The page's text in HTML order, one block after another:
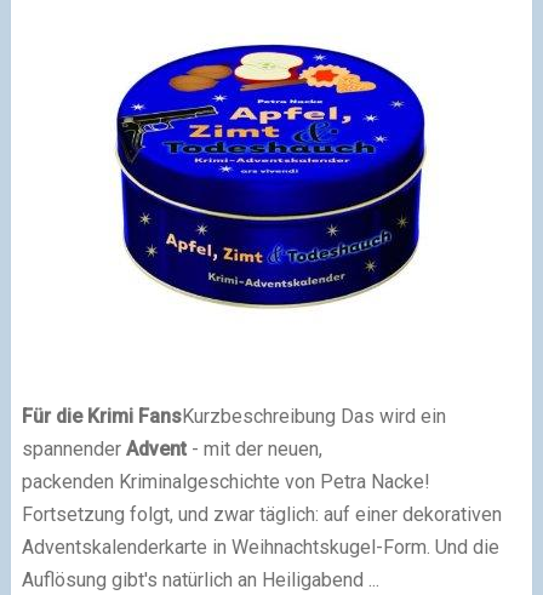
Für die Krimi FansKurzbeschreibung Das wird ein
spannender Advent- mit der neuen,
packenden Kriminalgeschichte von Petra Nacke!
Fortsetzung folgt, und zwar täglich: auf einer dekorativen
Adventskalenderkarte in Weihnachtskugel-Form. Und die
Auflösung gibt's natürlich an Heiligabend ...